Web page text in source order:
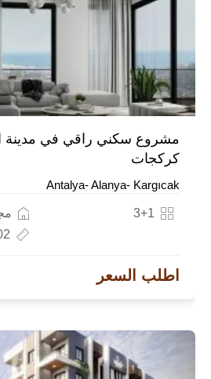
مشروع سكني راقي في مدينة
كركجات
Antalya- Alanya- Kargıcak
3+1
اطلب السعر